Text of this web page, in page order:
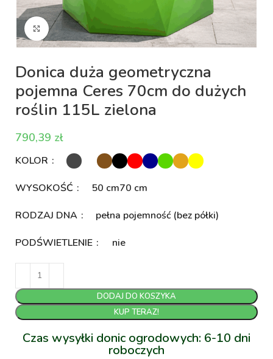
Kliknij aby powiększyć
Donica duża geometryczna
pojemna Ceres 70cm do dużych
roślin 115L zielona
zł
KOLOR
WYSOKOŚĆ 50 cm70 cm
RODZAJ DNA pełna pojemność (bez półki)
PODŚWIETLENIE nie
DODAJ DO KOSZYKA
KUP TERAZ!
Czas wysyłki donic ogrodowych: 6-10 dni
roboczych